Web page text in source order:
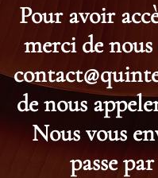
Pour avoir
merci de
de nous
Nous vous
passe